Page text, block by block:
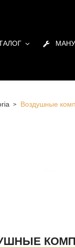
Воздушные
компрессоры для